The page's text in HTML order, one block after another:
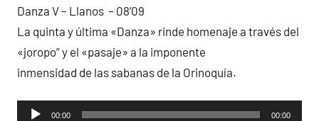
Danza V – Llanos – 08’09
La quinta y última «Danza» rinde homenaje a través del
«joropo” y el «pasaje» a la imponente
inmensidad de las sabanas de la Orinoquía.
Reproductor
00:00 00:00